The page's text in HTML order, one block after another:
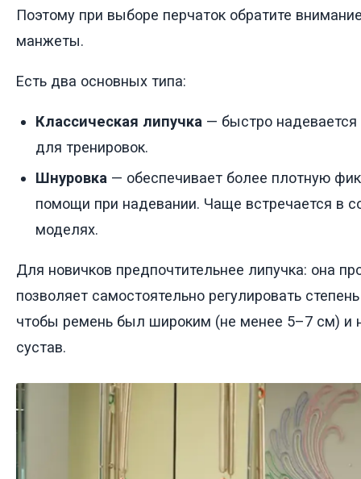
Поэтому при выборе перчаток обратите
манжеты.
Есть два основных типа:
Классическая липучка — быстро надевается
для тренировок.
Шнуровка — обеспечивает более плотную
помощи при надевании. Чаще встречается в
моделях.
Для новичков предпочтительнее липучка: она
позволяет самостоятельно регулировать
чтобы ремень был широким (не менее 5–7 см) и
сустав.